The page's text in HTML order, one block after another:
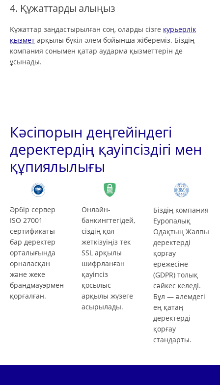
4. Құжаттарды алыңыз
Құжаттар заңдастырылған соң, оларды сізге курьерлік
қызмет арқылы бүкіл әлем бойынша жібереміз. Біздің
компания сонымен қатар аударма қызметтерін де
ұсынады.
Кәсіпорын деңгейіндегі
деректердің қауіпсіздігі мен
құпиялылығы
Әрбір сервер
ISO 27001
сертификаты
бар деректер
орталығында
орналасқан
және жеке
брандмауэрмен
қорғалған.
Онлайн-
банкингтегідей,
сіздің қол
жеткізуіңіз тек
SSL арқылы
шифрланған
қауіпсіз
қосылыс
арқылы жүзеге
асырылады.
Біздің компания
Еуропалық
Одақтың Жалпы
деректерді
қорғау
ережесіне
(GDPR) толық
сәйкес келеді.
Бұл — әлемдегі
ең қатаң
деректерді
қорғау
стандарты.